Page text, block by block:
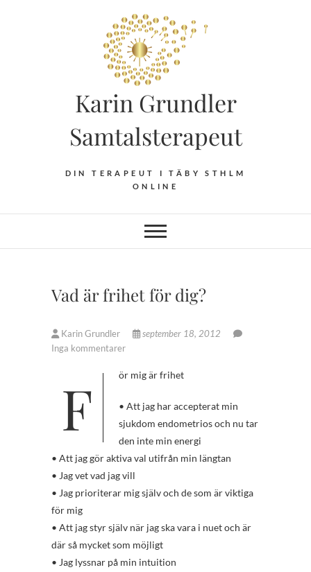
Karin Grundler
Samtalsterapeut
DIN TERAPEUT I TÄBY STHLM
ONLINE
Vad är frihet för dig?
Karin Grundler
september 18, 2012
Inga kommentarer
För mig är frihet
• Att jag har accepterat min
sjukdom endometrios och nu tar
den inte min energi
• Att jag gör aktiva val utifrån min längtan
• Jag vet vad jag vill
• Jag prioriterar mig själv och de som är viktiga
för mig
• Att jag styr själv när jag ska vara i nuet och är
där så mycket som möjligt
• Jag lyssnar på min intuition